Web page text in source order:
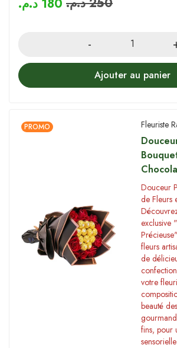
180 د.م.
Ajouter au panier
PROMO Fleuriste
Douceur
de Fleurs
exclusive
fleurs
de
votre
beauté
fins, pour